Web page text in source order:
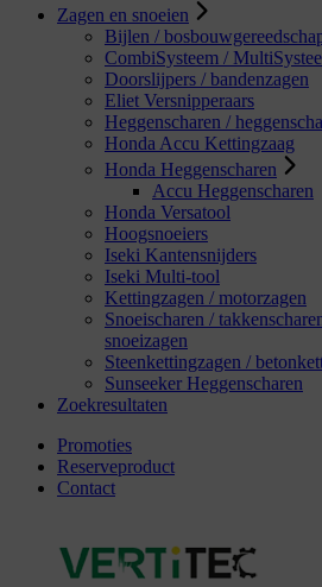
Zagen en snoeien
Bijlen /
CombiSysteem /
Doorslijpers / bandenzagen
Eliet Versnipperaars
Heggenscharen /
Honda Accu Kettingzaag
Honda Heggenscharen
Accu Heggenscharen
Honda Versatool
Hoogsnoeiers
Iseki Kantensnijders
Iseki Multi-tool
Kettingzagen / motorzagen
Snoeischaren /
snoeizagen
Steenkettingzagen /
Sunseeker Heggenscharen
Zoekresultaten
Promoties
Reserveproduct
Contact